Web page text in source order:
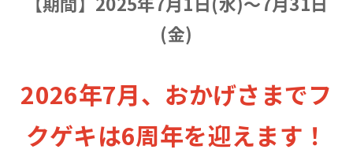
(金)
2026年7月、おかげさまでフ
クゲキは6周年を迎えます！